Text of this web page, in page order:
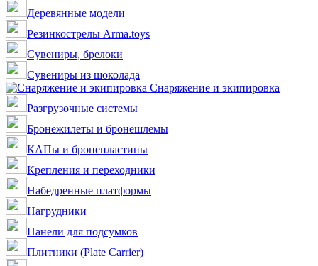
Деревянные модели
Резинкострелы Arma.toys
Сувениры, брелоки
Сувениры из шоколада
Снаряжение и экипировка
Разгрузочные системы
Бронежилеты и бронешлемы
КАПы и бронепластины
Крепления и переходники
Набедренные платформы
Нагрудники
Панели для подсумков
Плитники (Plate Carrier)